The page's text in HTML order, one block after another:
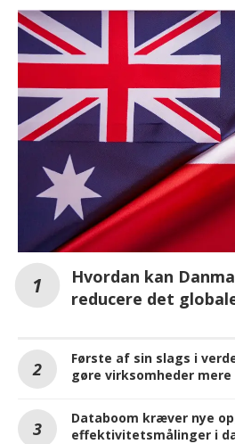
Hvordan kan
reducere det
Første af sin slags i
gøre virksomheder
Databoom kræver nye
effektivitetsmålinger i